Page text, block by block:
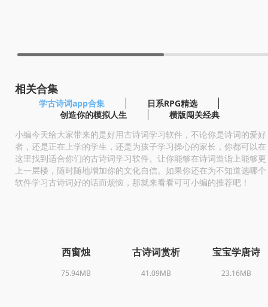
相关合集
学古诗词app合集
日系RPG精选
创造你的模拟人生
横版闯关经典
小编今天给大家带来的是好用古诗词学习软件，不论你是诗词的爱好
者，还是正在上学的学生，还是为孩子学习操心的家长，你都可以在
这里找到适合你们的古诗词学习软件。让你能够在诗词造诣上能够更
上一层楼，随时随地增加你的文化自信。如果你还在为不知道选哪个
软件学习古诗词好的话而烦恼，那就来看看可可小编的推荐吧！
西窗烛
75.94MB
古诗词赏析
41.09MB
宝宝学唐诗
23.16MB